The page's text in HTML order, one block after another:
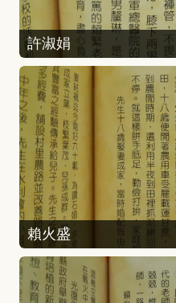
許淑娟
賴火盛